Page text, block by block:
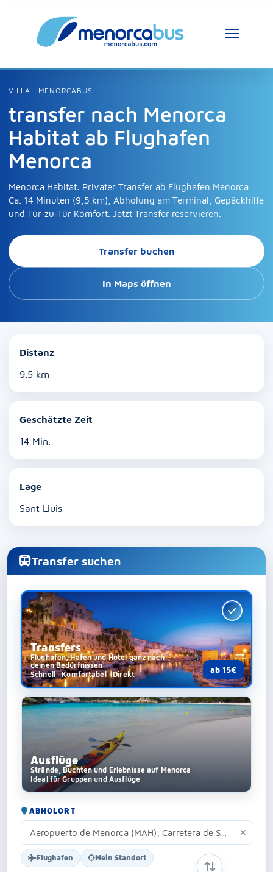
VILLA · MENORCABUS
transfer nach Menorca
Habitat ab Flughafen
Menorca
Menorca Habitat: Privater Transfer ab Flughafen Menorca.
Ca. 14 Minuten (9,5 km), Abholung am Terminal, Gepäckhilfe
und Tür‑zu‑Tür Komfort. Jetzt Transfer reservieren.
Transfer buchen
In Maps öffnen
Distanz
9.5 km
Geschätzte Zeit
14 Min.
Lage
Sant Lluis
Transfer suchen
Transfers
Flughafen, Hafen und Hotel ganz nach
deinen Bedürfnissen
Schnell · Komfortabel · Direkt
ab 15€
Ausflüge
Strände, Buchten und Erlebnisse auf Menorca
Ideal für Gruppen und Ausflüge
ABHOLORT
Flughafen Mein Standort
START- UND
MenorcaBus Assistant
Hallo, ich bin der Assistent von MenorcaBus.
Wie kann ich helfen?